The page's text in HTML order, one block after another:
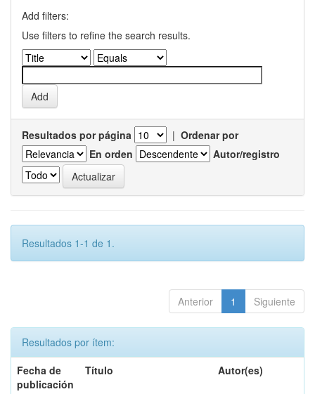
Add filters:
Use filters to refine the search results.
Resultados por página | Ordenar por
En orden
Autor/registro
Resultados 1-1 de 1.
Anterior 1 Siguiente
Resultados por ítem:
Fecha de
publicación
Título Autor(es)